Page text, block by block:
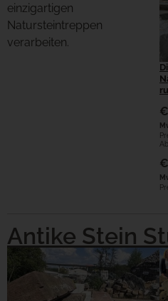
einzigartigen
Natursteintreppen
verarbeiten.
€
€
Antike Stein